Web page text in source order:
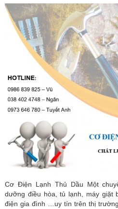
Cơ Điện Lạnh Thủ Dầu Một
dưỡng điều hòa, tủ lạnh, máy giặt
điện gia đình …uy tín trên thị